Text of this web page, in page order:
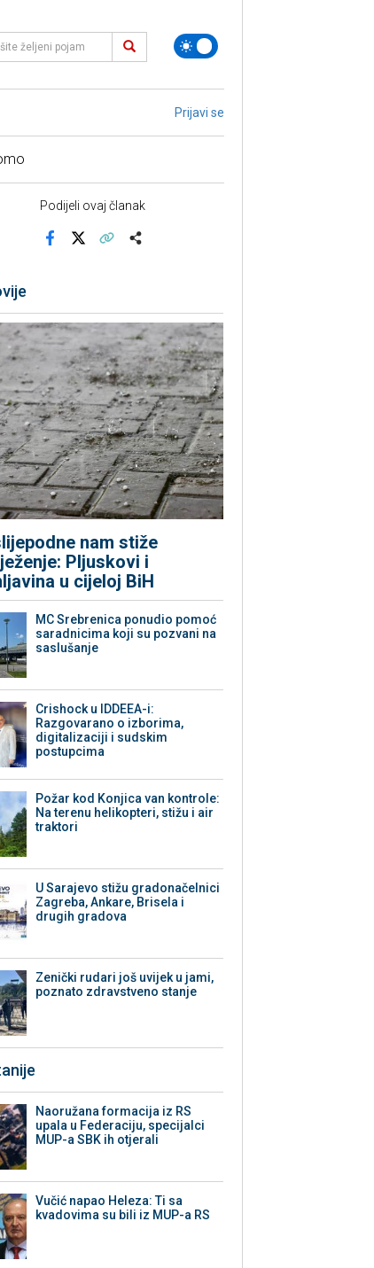
Prijavi se
Podijeli ovaj članak
nam stiže
Pljuskovi i
u cijeloj BiH
MC Srebrenica ponudio pomoć
saradnicima koji su pozvani na
saslušanje
Crishock u IDDEEA-i:
Razgovarano o izborima,
digitalizaciji i sudskim
postupcima
Požar kod Konjica van kontrole:
Na terenu helikopteri, stižu i air
traktori
U Sarajevo stižu gradonačelnici
Zagreba, Ankare, Brisela i
drugih gradova
Zenički rudari još uvijek u jami,
poznato zdravstveno stanje
Naoružana formacija iz RS
upala u Federaciju, specijalci
MUP-a SBK ih otjerali
Vučić napao Heleza: Ti sa
kvadovima su bili iz MUP-a RS